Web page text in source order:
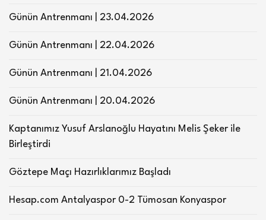
Günün Antrenmanı | 23.04.2026
Günün Antrenmanı | 22.04.2026
Günün Antrenmanı | 21.04.2026
Günün Antrenmanı | 20.04.2026
Kaptanımız Yusuf Arslanoğlu Hayatını Melis Şeker ile
Birleştirdi
Göztepe Maçı Hazırlıklarımız Başladı
Hesap.com Antalyaspor 0-2 Tümosan Konyaspor